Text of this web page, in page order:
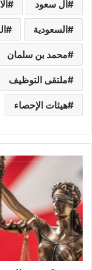
آل سعود
السعودية
محمد بن سلمان
ملتقى التوظيف
هيئات الإحصاء